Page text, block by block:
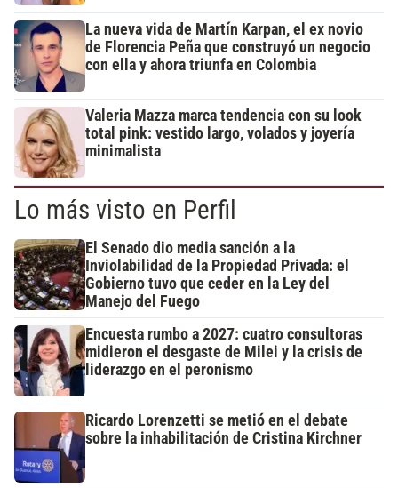
La nueva vida de Martín Karpan, el ex novio
de Florencia Peña que construyó un negocio
con ella y ahora triunfa en Colombia
Valeria Mazza marca tendencia con su look
total pink: vestido largo, volados y joyería
minimalista
Lo más visto en Perfil
El Senado dio media sanción a la
Inviolabilidad de la Propiedad Privada: el
Gobierno tuvo que ceder en la Ley del
Manejo del Fuego
Encuesta rumbo a 2027: cuatro consultoras
midieron el desgaste de Milei y la crisis de
liderazgo en el peronismo
Ricardo Lorenzetti se metió en el debate
sobre la inhabilitación de Cristina Kirchner